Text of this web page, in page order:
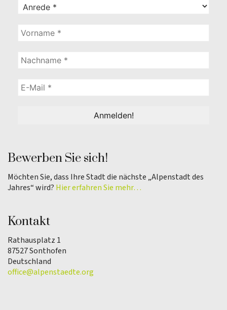
Bewerben Sie sich!
Möchten Sie, dass Ihre Stadt die nächste „Alpenstadt des
Jahres“ wird? Hier erfahren Sie mehr…
Kontakt
Rathausplatz 1
87527 Sonthofen
Deutschland
office@alpenstaedte.org